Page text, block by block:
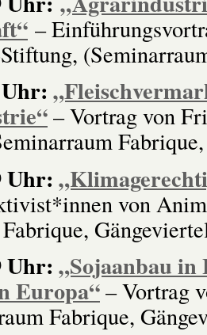
–
– Vortrag von
Uhr:
von
Uhr: „Sojaanbau
Europa“– Vortrag
Fabrique,